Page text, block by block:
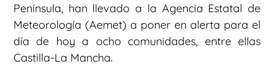
Península, han llevado a la Agencia Estatal de
Meteorología (Aemet) a poner en alerta para el
día de hoy a ocho comunidades, entre ellas
Castilla-La Mancha.